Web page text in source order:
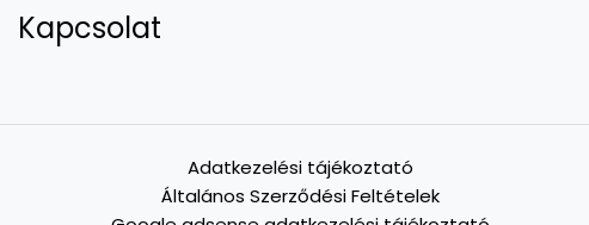
Kapcsolat
Adatkezelési tájékoztató
Általános Szerződési Feltételek